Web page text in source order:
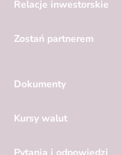
Relacje inwestorskie
Zostań partnerem
Dokumenty
Kursy walut